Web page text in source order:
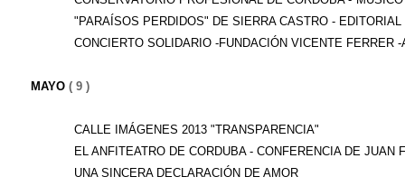
"PARAÍSOS PERDIDOS" DE SIERRA CASTRO - EDITORIAL
CONCIERTO SOLIDARIO -FUNDACIÓN VICENTE FERRER -
MAYO ( 9 )
CALLE IMÁGENES 2013 "TRANSPARENCIA"
EL ANFITEATRO DE CORDUBA - CONFERENCIA DE JUAN
UNA SINCERA DECLARACIÓN DE AMOR